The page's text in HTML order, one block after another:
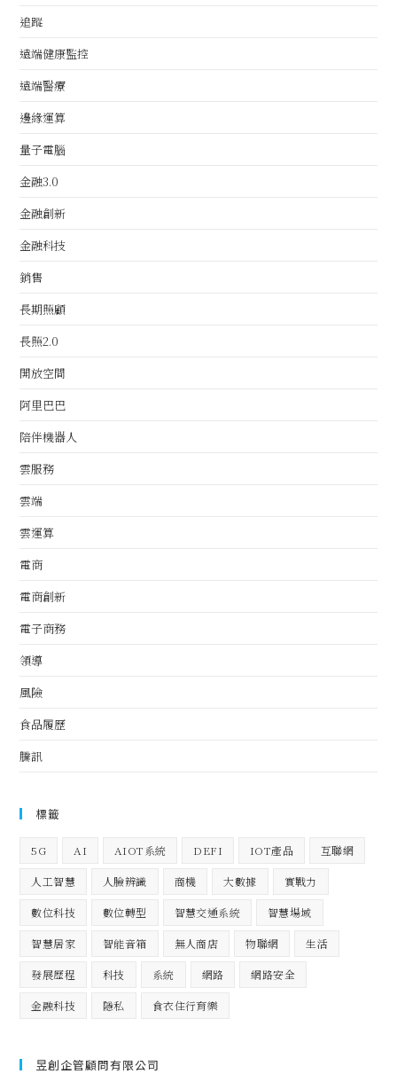
追蹤
遠端健康監控
遠端醫療
邊緣運算
量子電腦
金融3.0
金融創新
金融科技
銷售
長期照顧
長照2.0
開放空間
阿里巴巴
陪伴機器人
雲服務
雲端
雲運算
電商
電商創新
電子商務
領導
風險
食品履歷
騰訊
標籤
5G AI AIOT系統 DEFI IOT產品 互聯網
人工智慧 人臉辨識 商機 大數據 實戰力
數位科技 數位轉型 智慧交通系統 智慧場域
智慧居家 智能音箱 無人商店 物聯網 生活
發展歷程 科技 系統 網路 網路安全
金融科技 隱私 食衣住行育樂
昱創企管顧問有限公司